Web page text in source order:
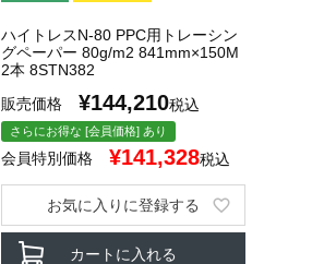
ハイトレスN-80 PPC用トレーシン
グペーパー 80g/m2 841mm×150M
2本 8STN382
販売価格
¥144,210税込
さらにお得な [会員価格] あり
会員特別価格 ¥141,328税込
カートに入れる
お気に入りに登録する